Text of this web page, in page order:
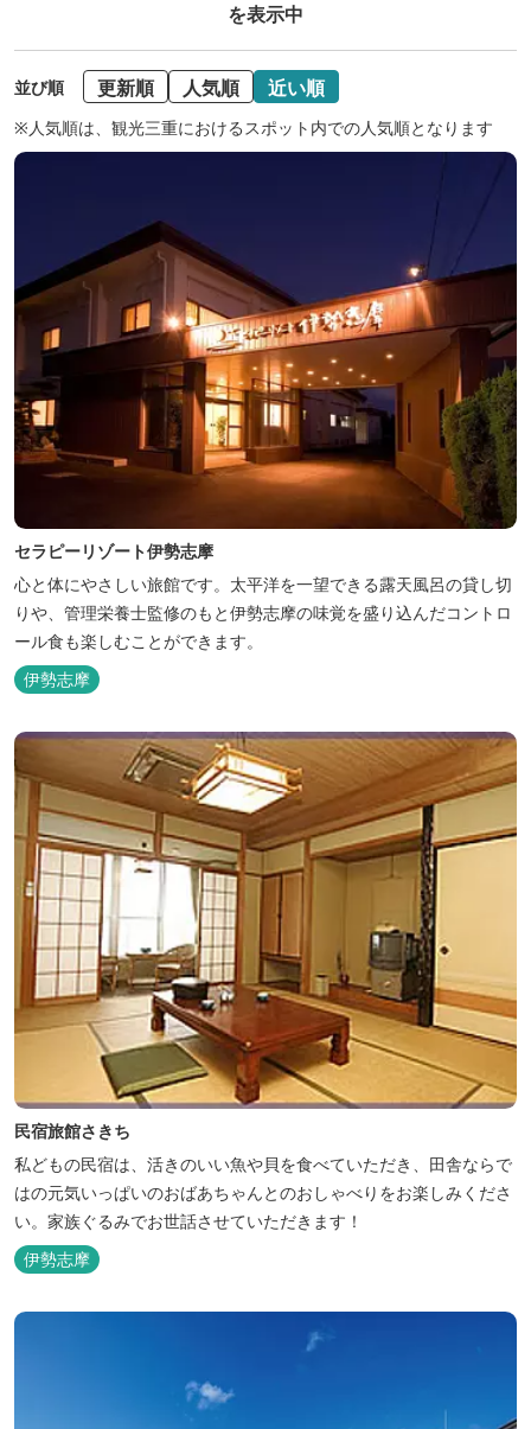
を表示中
並び順 更新順 人気順 近い順
※人気順は、観光三重におけるスポット内での人気順となります
セラピーリゾート伊勢志摩
心と体にやさしい旅館です。太平洋を一望できる露天風呂の貸し切
りや、管理栄養士監修のもと伊勢志摩の味覚を盛り込んだコントロ
ール食も楽しむことができます。
伊勢志摩
民宿旅館さきち
私どもの民宿は、活きのいい魚や貝を食べていただき、田舎ならで
はの元気いっぱいのおばあちゃんとのおしゃべりをお楽しみくださ
い。家族ぐるみでお世話させていただきます！
伊勢志摩